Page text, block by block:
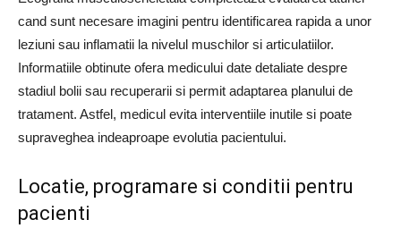
cand sunt necesare imagini pentru identificarea rapida a unor
leziuni sau inflamatii la nivelul muschilor si articulatiilor.
Informatiile obtinute ofera medicului date detaliate despre
stadiul bolii sau recuperarii si permit adaptarea planului de
tratament. Astfel, medicul evita interventiile inutile si poate
supraveghea indeaproape evolutia pacientului.
Locatie, programare si conditii pentru
pacienti